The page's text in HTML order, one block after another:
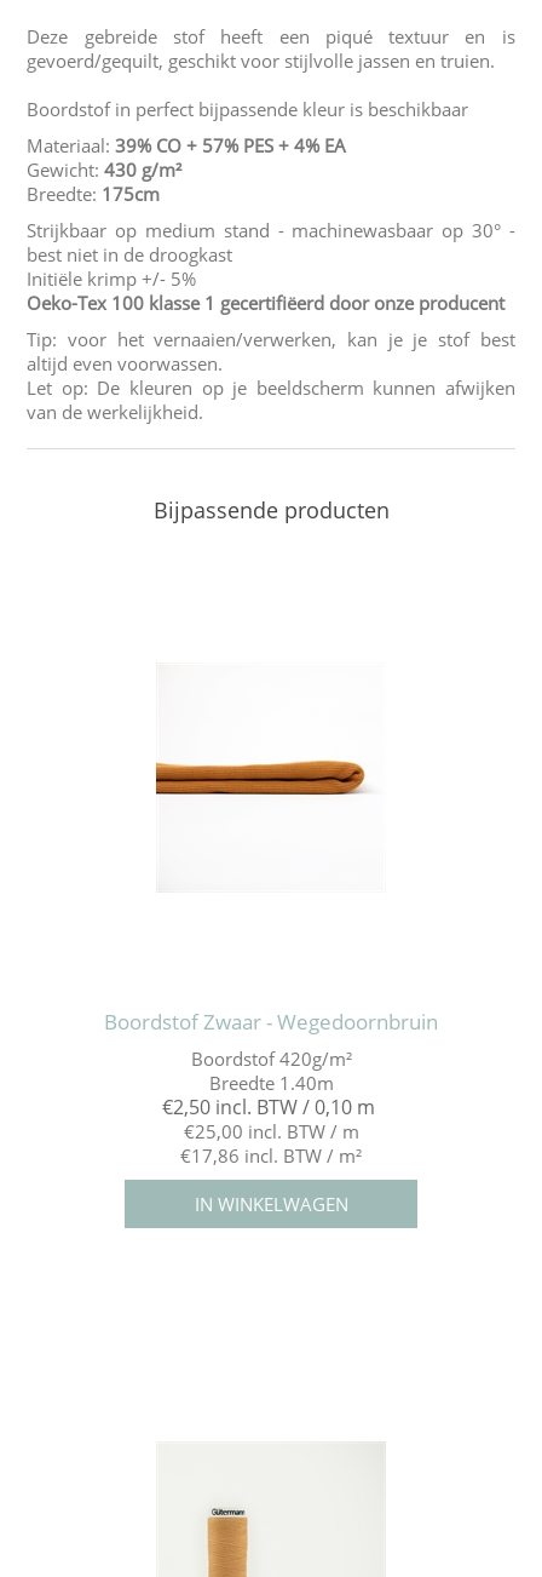
Deze gebreide stof heeft een piqué textuur en is
gevoerd/gequilt, geschikt voor stijlvolle jassen en truien.
Boordstof in perfect bijpassende kleur is beschikbaar
Materiaal:39% CO + 57% PES + 4% EA
Gewicht:430 g/m²
Breedte: 175cm
Strijkbaar op medium stand - machinewasbaar op 30° -
best niet in de droogkast
Initiële krimp +/- 5%
Oeko-Tex 100 klasse 1 gecertifiëerd door onze producent
Tip: voor het vernaaien/verwerken, kan je je stof best
altijd even voorwassen.
Let op: De kleuren op je beeldscherm kunnen afwijken
van de werkelijkheid.
Bijpassende producten
Boordstof Zwaar - Wegedoornbruin
Boordstof 420g/m²
Breedte 1.40m
€2,50 incl. BTW / 0,10 m
€25,00 incl. BTW / m
€17,86 incl. BTW / m²